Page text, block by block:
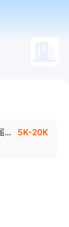
外贸业务员（双休岗+五险一金+应届生也可） 5K-20K